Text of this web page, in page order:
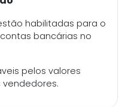
habilitadas para o
bancárias no
pelos valores